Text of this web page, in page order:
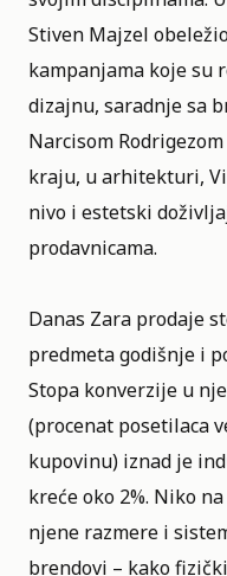
Stiven Majzel
kampanjama koje su
dizajnu, saradnje sa
Narcisom
kraju, u arhitekturi,
nivo i estetski
prodavnicama.
Danas Zara prodaje
predmeta godišnje i
Stopa konverzije u
(procenat posetilaca
kupovinu) iznad je
kreće oko 2%. Niko
njene razmere i
brendovi – kako